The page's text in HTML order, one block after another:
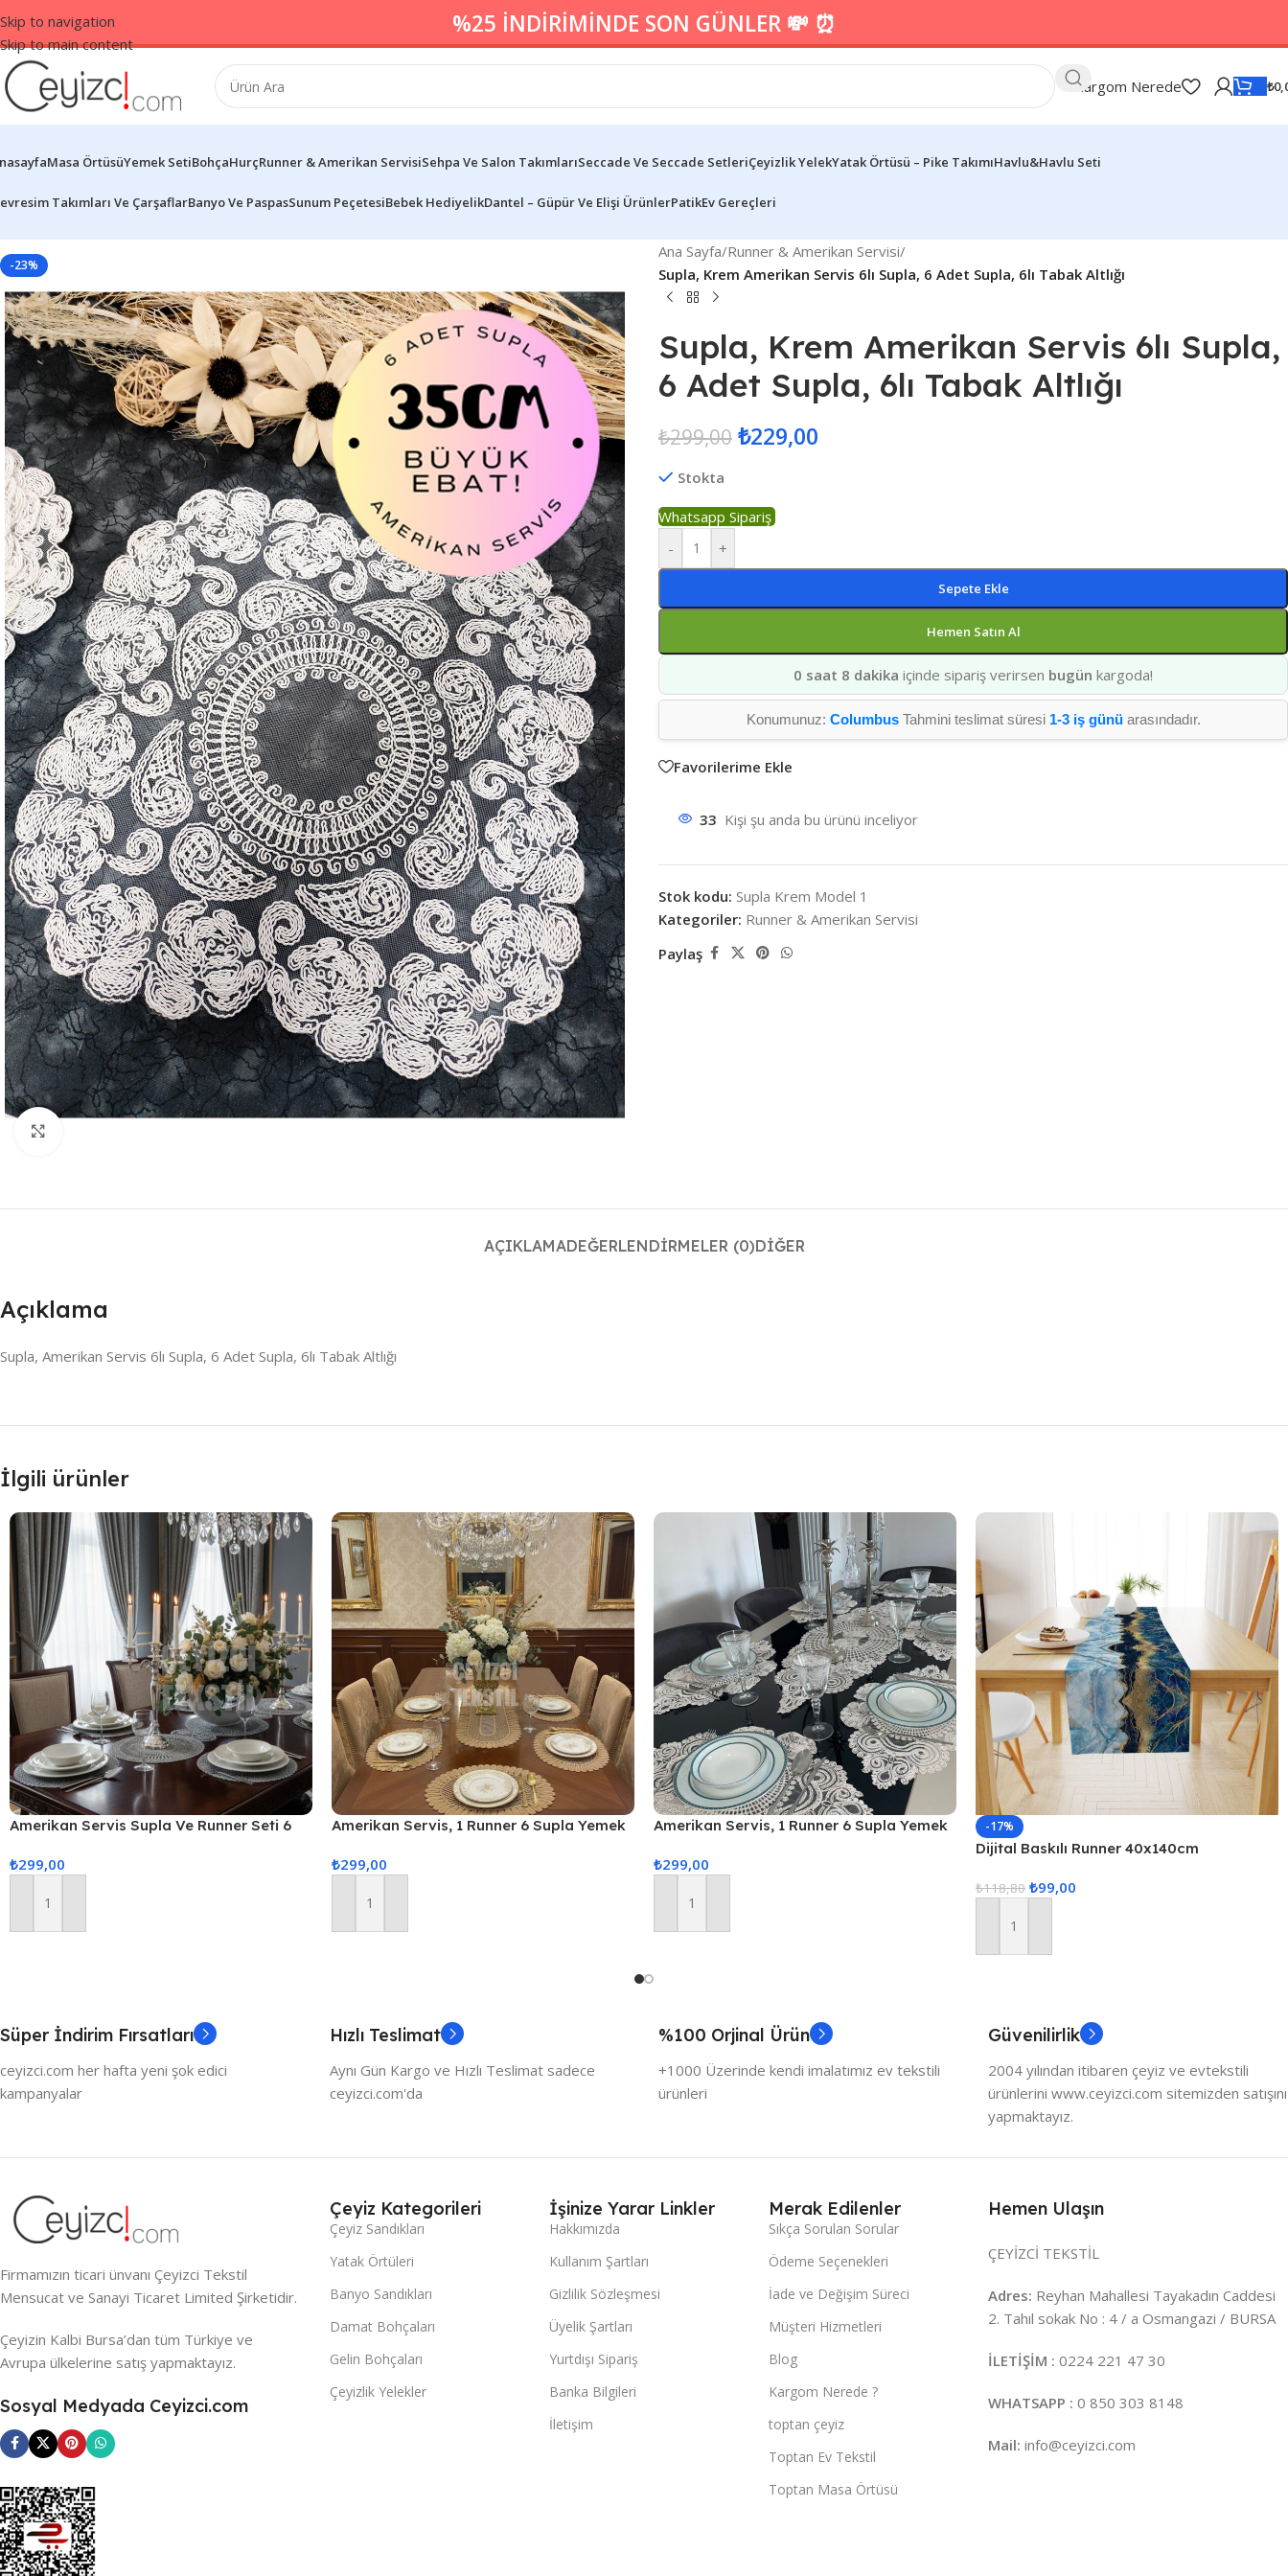
Skip to navigation
Skip to main content
%25 İNDİRİMİNDE SON GÜNLER 💸 ⏰
Kargom Nerede ₺
Masa ÖrtüsüYemek SetiBohçaHurçRunner & Amerikan ServisiSehpa Ve Salon TakımlarıSeccade Ve Seccade SetleriÇeyizlik YelekYatak Örtüsü – Pike TakımıHavlu&Havlu Seti
Takımları Ve ÇarşaflarBanyo Ve PaspasSunum PeçetesiBebek HediyelikDantel – Güpür Ve Elişi ÜrünlerPatikEv Gereçleri
-23%
Ana Sayfa/Runner & Amerikan Servisi/
Supla, Krem Amerikan Servis 6lı Supla, 6 Adet Supla, 6lı Tabak Altlığı
Supla, Krem Amerikan Servis 6lı Supla,
6 Adet Supla, 6lı Tabak Altlığı
₺299,00 ₺229,00
Stokta
Whatsapp Sipariş
-
+
Sepete Ekle
Hemen Satın Al
0 saat 8 dakika içinde sipariş verirsen bugün kargoda!
Konumunuz: ColumbusTahmini teslimat süresi 1-3 iş günüarasındadır.
Favorilerime Ekle
33 Kişi şu anda bu ürünü inceliyor
Stok kodu: Supla Krem Model 1
Kategoriler: Runner & Amerikan Servisi
Paylaş
AÇIKLAMADEĞERLENDIRMELER (0)DIĞER
Açıklama
Supla, Amerikan Servis 6lı Supla, 6 Adet Supla, 6lı Tabak Altlığı
İlgili ürünler
Amerikan Servis Supla Ve Runner Seti 6
₺299,00
Sepete Ekle
Amerikan Servis, 1 Runner 6 Supla Yemek
Sunum Seti
₺299,00
Sepete Ekle
Amerikan Servis, 1 Runner 6 Supla Yemek
Sunum Seti – Ekru
₺299,00
Sepete Ekle
-17%
Dijital Baskılı Runner 40x140cm
₺118,80 ₺99,00
Sepete Ekle
Süper İndirim Fırsatları
ceyizci.com her hafta yeni şok edici
kampanyalar
Hızlı Teslimat
Aynı Gün Kargo ve Hızlı Teslimat sadece
ceyizci.com'da
%100 Orjinal Ürün
+1000 Üzerinde kendi imalatımız ev tekstili
ürünleri
Güvenilirlik
2004 yılından itibaren çeyiz ve evtekstili
ürünlerini www.ceyizci.com sitemizden satışını
yapmaktayız.
Firmamızın ticari ünvanı Çeyizci Tekstil
Mensucat ve Sanayi Ticaret Limited Şirketidir.
Çeyizin Kalbi Bursa’dan tüm Türkiye ve
Avrupa ülkelerine satış yapmaktayız.
Sosyal Medyada Ceyizci.com
Çeyiz Kategorileri
Çeyiz Sandıkları
Yatak Örtüleri
Banyo Sandıkları
Damat Bohçaları
Gelin Bohçaları
Çeyizlik Yelekler
İşinize Yarar Linkler
Hakkımızda
Kullanım Şartları
Gizlilik Sözleşmesi
Üyelik Şartları
Yurtdışı Sipariş
Banka Bilgileri
İletişim
Merak Edilenler
Sıkça Sorulan Sorular
Ödeme Seçenekleri
İade ve Değişim Süreci
Müşteri Hizmetleri
Blog
Kargom Nerede ?
toptan çeyiz
Toptan Ev Tekstil
Toptan Masa Örtüsü
Hemen Ulaşın
ÇEYİZCİ TEKSTİL
Adres: Reyhan Mahallesi Tayakadın Caddesi
2. Tahıl sokak No : 4 / a Osmangazi / BURSA
İLETİŞİM : 0224 221 47 30
WHATSAPP : 0 850 303 8148
Mail: info@ceyizci.com